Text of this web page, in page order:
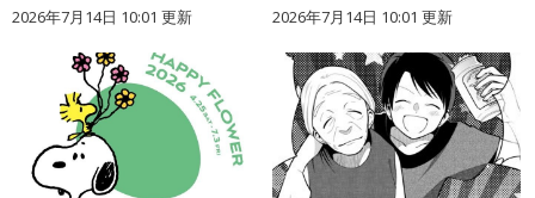
2026年7月14日 10:01 更新 2026年7月14日 10:01 更新